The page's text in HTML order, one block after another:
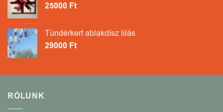
25000 Ft
Tündérkert ablakdísz lilás
29000 Ft
RÓLUNK